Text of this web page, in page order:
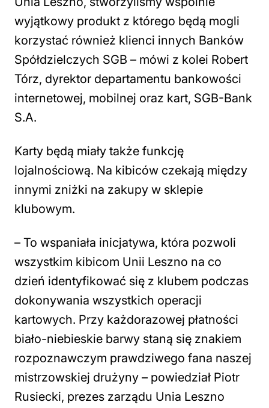
wyjątkowy produkt z którego będą mogli
korzystać również klienci innych Banków
Spółdzielczych SGB – mówi z kolei Robert
Tórz, dyrektor departamentu bankowości
internetowej, mobilnej oraz kart, SGB-Bank
S.A.
Karty będą miały także funkcję
lojalnościową. Na kibiców czekają między
innymi zniżki na zakupy w sklepie
klubowym.
– To wspaniała inicjatywa, która pozwoli
wszystkim kibicom Unii Leszno na co
dzień identyfikować się z klubem podczas
dokonywania wszystkich operacji
kartowych. Przy każdorazowej płatności
biało-niebieskie barwy staną się znakiem
rozpoznawczym prawdziwego fana naszej
mistrzowskiej drużyny – powiedział Piotr
Rusiecki, prezes zarządu Unia Leszno